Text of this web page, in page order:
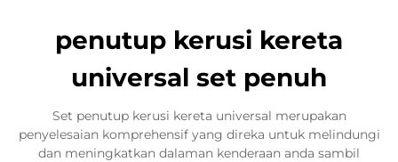
penutup kerusi kereta
universal set penuh
Set penutup kerusi kereta universal merupakan
penyelesaian komprehensif yang direka untuk melindungi
dan meningkatkan dalaman kenderaan anda sambil